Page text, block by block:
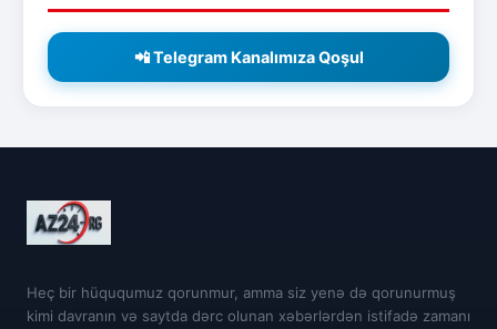
📲 Telegram Kanalımıza Qoşul
Heç bir hüququmuz qorunmur, amma siz yenə də qorunurmuş
kimi davranın və saytda dərc olunan xəbərlərdən istifadə zamanı